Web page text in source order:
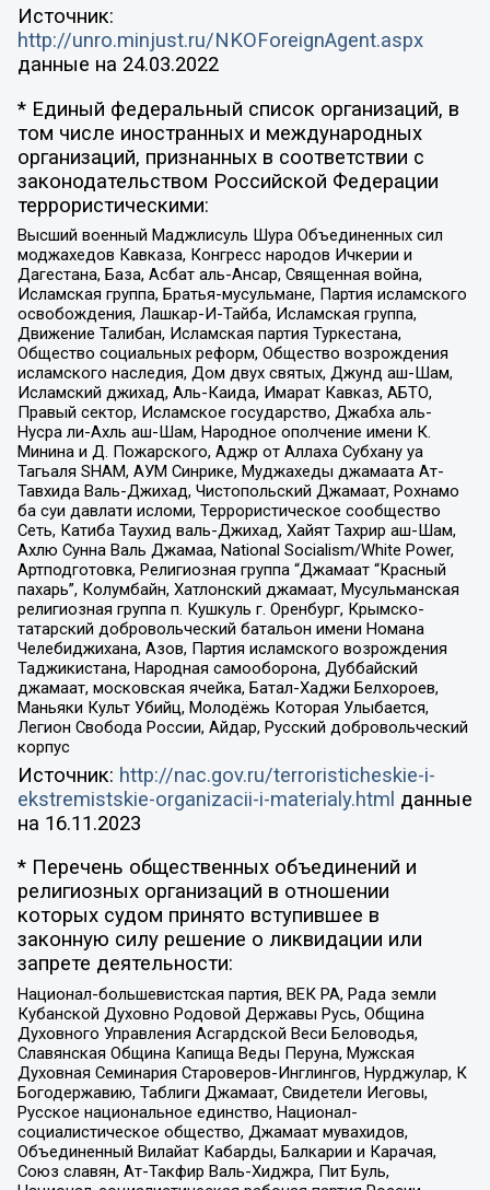
Источник:
http://unro.minjust.ru/NKOForeignAgent.aspx
данные на 24.03.2022
* Единый федеральный список организаций, в
том числе иностранных и международных
организаций, признанных в соответствии с
законодательством Российской Федерации
террористическими:
Высший военный Маджлисуль Шура Объединенных сил
моджахедов Кавказа, Конгресс народов Ичкерии и
Дагестана, База, Асбат аль-Ансар, Священная война,
Исламская группа, Братья-мусульмане, Партия исламского
освобождения, Лашкар-И-Тайба, Исламская группа,
Движение Талибан, Исламская партия Туркестана,
Общество социальных реформ, Общество возрождения
исламского наследия, Дом двух святых, Джунд аш-Шам,
Исламский джихад, Аль-Каида, Имарат Кавказ, АБТО,
Правый сектор, Исламское государство, Джабха аль-
Нусра ли-Ахль аш-Шам, Народное ополчение имени К.
Минина и Д. Пожарского, Аджр от Аллаха Субхану уа
Тагьаля SHAM, АУМ Синрике, Муджахеды джамаата Ат-
Тавхида Валь-Джихад, Чистопольский Джамаат, Рохнамо
ба суи давлати исломи, Террористическое сообщество
Сеть, Катиба Таухид валь-Джихад, Хайят Тахрир аш-Шам,
Ахлю Сунна Валь Джамаа, National Socialism/White Power,
Артподготовка, Религиозная группа “Джамаат “Красный
пахарь”, Колумбайн, Хатлонский джамаат, Мусульманская
религиозная группа п. Кушкуль г. Оренбург, Крымско-
татарский добровольческий батальон имени Номана
Челебиджихана, Азов, Партия исламского возрождения
Таджикистана, Народная самооборона, Дуббайский
джамаат, московская ячейка, Батал-Хаджи Белхороев,
Маньяки Культ Убийц, Молодёжь Которая Улыбается,
Легион Свобода России, Айдар, Русский добровольческий
корпус
Источник: http://nac.gov.ru/terroristicheskie-i-
ekstremistskie-organizacii-i-materialy.html данные
на 16.11.2023
* Перечень общественных объединений и
религиозных организаций в отношении
которых судом принято вступившее в
законную силу решение о ликвидации или
запрете деятельности:
Национал-большевистская партия, ВЕК РА, Рада земли
Кубанской Духовно Родовой Державы Русь, Община
Духовного Управления Асгардской Веси Беловодья,
Славянская Община Капища Веды Перуна, Мужская
Духовная Семинария Староверов-Инглингов, Нурджулар, К
Богодержавию, Таблиги Джамаат, Свидетели Иеговы,
Русское национальное единство, Национал-
социалистическое общество, Джамаат мувахидов,
Объединенный Вилайат Кабарды, Балкарии и Карачая,
Союз славян, Ат-Такфир Валь-Хиджра, Пит Буль,